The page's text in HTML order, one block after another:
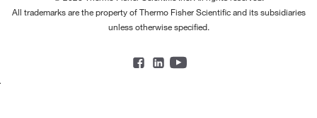
All trademarks are the property of Thermo Fisher Scientific and its subsidiaries
unless otherwise specified.